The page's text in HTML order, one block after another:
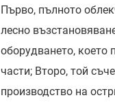
Първо, пълното
лесно
оборудването, което
части; Второ, той
производство на